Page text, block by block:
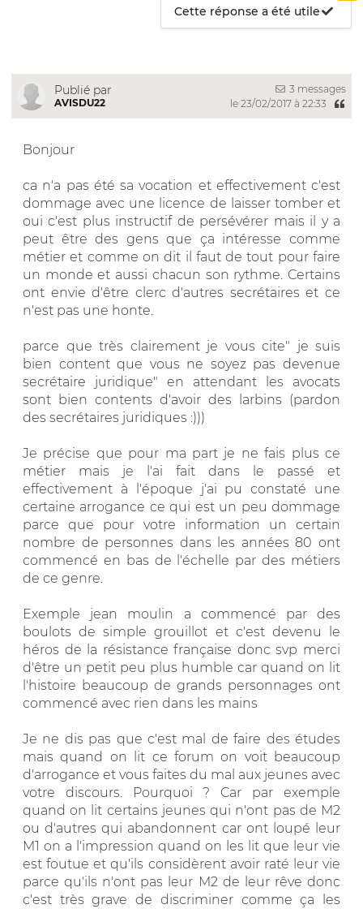
Cette réponse a été utile
Publié par
AVISDU22
3 messages
le 23/02/2017 à 22:33
Bonjour
ca n'a pas été sa vocation et effectivement c'est
dommage avec une licence de laisser tomber et
oui c'est plus instructif de persévérer mais il y a
peut être des gens que ça intéresse comme
métier et comme on dit il faut de tout pour faire
un monde et aussi chacun son rythme. Certains
ont envie d'être clerc d'autres secrétaires et ce
n'est pas une honte.
parce que très clairement je vous cite" je suis
bien content que vous ne soyez pas devenue
secrétaire juridique" en attendant les avocats
sont bien contents d'avoir des larbins (pardon
des secrétaires juridiques :)))
Je précise que pour ma part je ne fais plus ce
métier mais je l'ai fait dans le passé et
effectivement à l'époque j'ai pu constaté une
certaine arrogance ce qui est un peu dommage
parce que pour votre information un certain
nombre de personnes dans les années 80 ont
commencé en bas de l'échelle par des métiers
de ce genre.
Exemple jean moulin a commencé par des
boulots de simple grouillot et c'est devenu le
héros de la résistance française donc svp merci
d'être un petit peu plus humble car quand on lit
l'histoire beaucoup de grands personnages ont
commencé avec rien dans les mains
Je ne dis pas que c'est mal de faire des études
mais quand on lit ce forum on voit beaucoup
d'arrogance et vous faites du mal aux jeunes avec
votre discours. Pourquoi ? Car par exemple
quand on lit certains jeunes qui n'ont pas de M2
ou d'autres qui abandonnent car ont loupé leur
M1 on a l'impression quand on les lit que leur vie
est foutue et qu'ils considèrent avoir raté leur vie
parce qu'ils n'ont pas leur M2 de leur rêve donc
c'est très grave de discriminer comme ça les